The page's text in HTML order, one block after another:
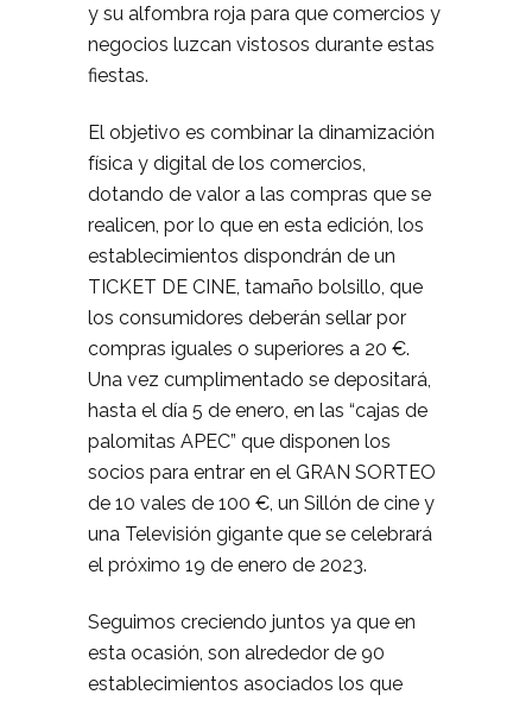
y su alfombra roja para que comercios y
negocios luzcan vistosos durante estas
fiestas.
El objetivo es combinar la dinamización
física y digital de los comercios,
dotando de valor a las compras que se
realicen, por lo que en esta edición, los
establecimientos dispondrán de un
TICKET DE CINE, tamaño bolsillo, que
los consumidores deberán sellar por
compras iguales o superiores a 20 €.
Una vez cumplimentado se depositará,
hasta el día 5 de enero, en las “cajas de
palomitas APEC” que disponen los
socios para entrar en el GRAN SORTEO
de 10 vales de 100 €, un Sillón de cine y
una Televisión gigante que se celebrará
el próximo 19 de enero de 2023.
Seguimos creciendo juntos ya que en
esta ocasión, son alrededor de 90
establecimientos asociados los que